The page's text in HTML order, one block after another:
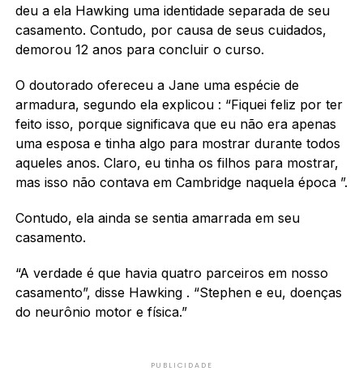
deu a ela Hawking uma identidade separada de seu
casamento. Contudo, por causa de seus cuidados,
demorou 12 anos para concluir o curso.
O doutorado ofereceu a Jane uma espécie de
armadura, segundo ela explicou : “Fiquei feliz por ter
feito isso, porque significava que eu não era apenas
uma esposa e tinha algo para mostrar durante todos
aqueles anos. Claro, eu tinha os filhos para mostrar,
mas isso não contava em Cambridge naquela época ”.
Contudo, ela ainda se sentia amarrada em seu
casamento.
“A verdade é que havia quatro parceiros em nosso
casamento”, disse Hawking . “Stephen e eu, doenças
do neurônio motor e física.”
PUBLICIDADE